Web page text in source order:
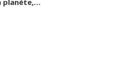
planète,…